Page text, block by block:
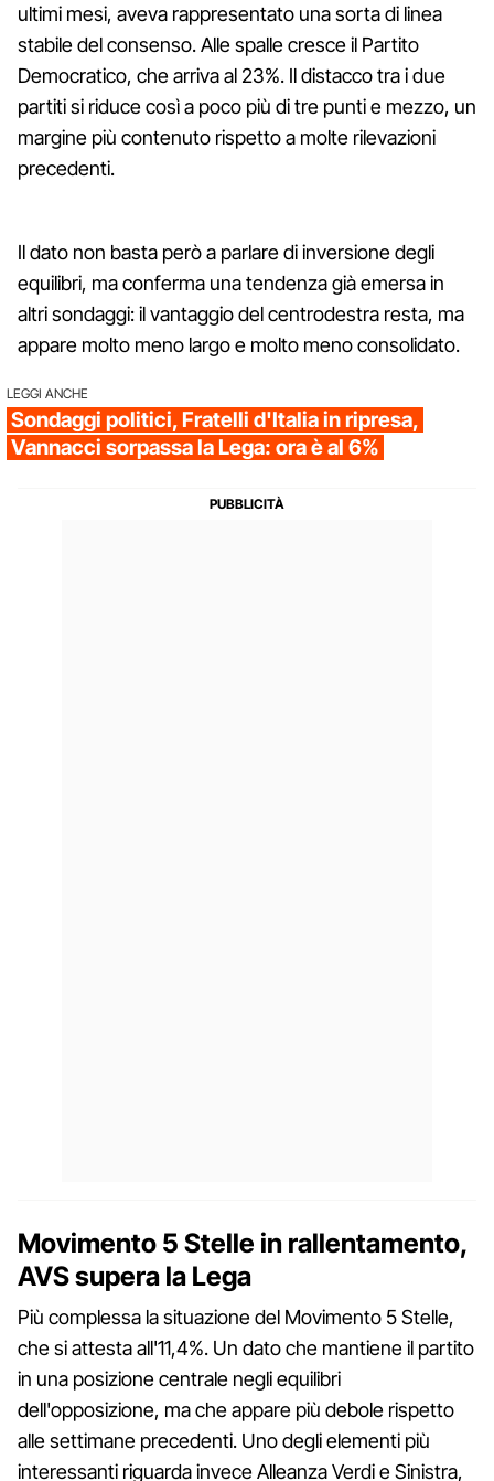
ultimi mesi, aveva rappresentato una sorta di linea
stabile del consenso. Alle spalle cresce il Partito
Democratico, che arriva al 23%. Il distacco tra i due
partiti si riduce così a poco più di tre punti e mezzo, un
margine più contenuto rispetto a molte rilevazioni
precedenti.
Il dato non basta però a parlare di inversione degli
equilibri, ma conferma una tendenza già emersa in
altri sondaggi: il vantaggio del centrodestra resta, ma
appare molto meno largo e molto meno consolidato.
LEGGI ANCHE
Sondaggi politici, Fratelli d'Italia in ripresa,
Vannacci sorpassa la Lega: ora è al 6%
Movimento 5 Stelle in rallentamento,
AVS supera la Lega
Più complessa la situazione del Movimento 5 Stelle,
che si attesta all'11,4%. Un dato che mantiene il partito
in una posizione centrale negli equilibri
dell'opposizione, ma che appare più debole rispetto
alle settimane precedenti. Uno degli elementi più
interessanti riguarda invece Alleanza Verdi e Sinistra,